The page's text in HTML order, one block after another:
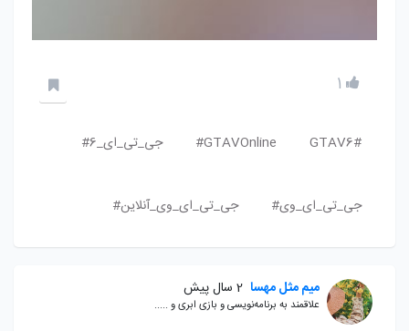
1
GTAV6#
GTAVOnline# جی_تی_ای_6#
جی_تی_ای_وی# جی_تی_ای_وی_آنلاین#
میم مثل مهسا 2 سال پیش
علاقمند به برنامه‌نویسی و بازی ابری و .....